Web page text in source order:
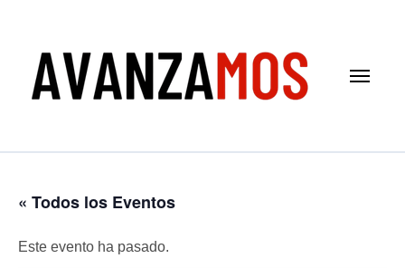
« Todos los Eventos
Este evento ha pasado.